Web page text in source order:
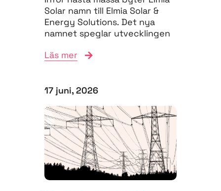
Solar namn till Elmia Solar &
Energy Solutions. Det nya
namnet speglar utvecklingen
Läs mer
17 juni, 2026